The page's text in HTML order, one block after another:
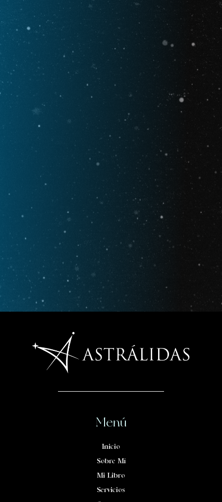
Menú
Inicio
Sobre Mí
Mi Libro
Servicios